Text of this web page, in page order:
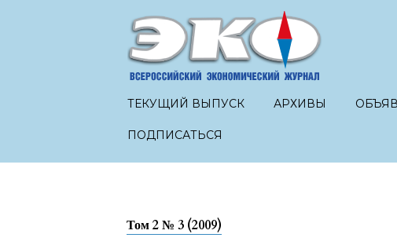
ТЕКУЩИЙ ВЫПУСК АРХИВЫ
ПОДПИСАТЬСЯ
Том 2 № 3 (2009)